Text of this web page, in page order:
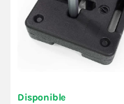
Disponible